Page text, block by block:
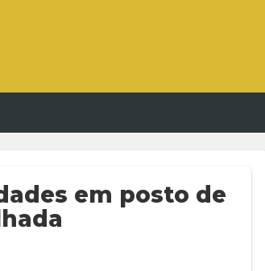
em posto de